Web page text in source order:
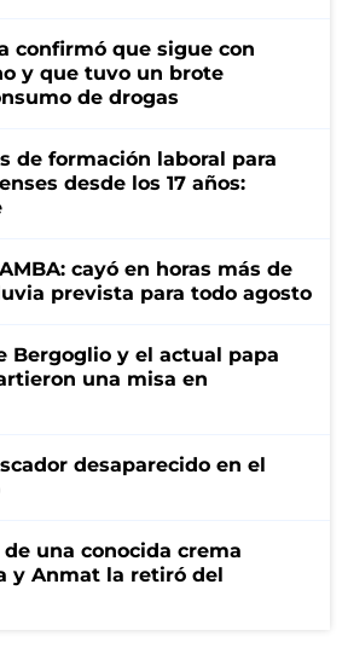
confirmó que sigue con
y que tuvo un brote
de drogas
de formación laboral para
desde los 17 años:
cayó en horas más de
prevista para todo agosto
Bergoglio y el actual papa
una misa en
desaparecido en el
una conocida crema
y Anmat la retiró del